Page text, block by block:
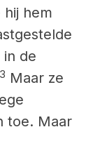
hem
in de
3 Maar ze
toe. Maar